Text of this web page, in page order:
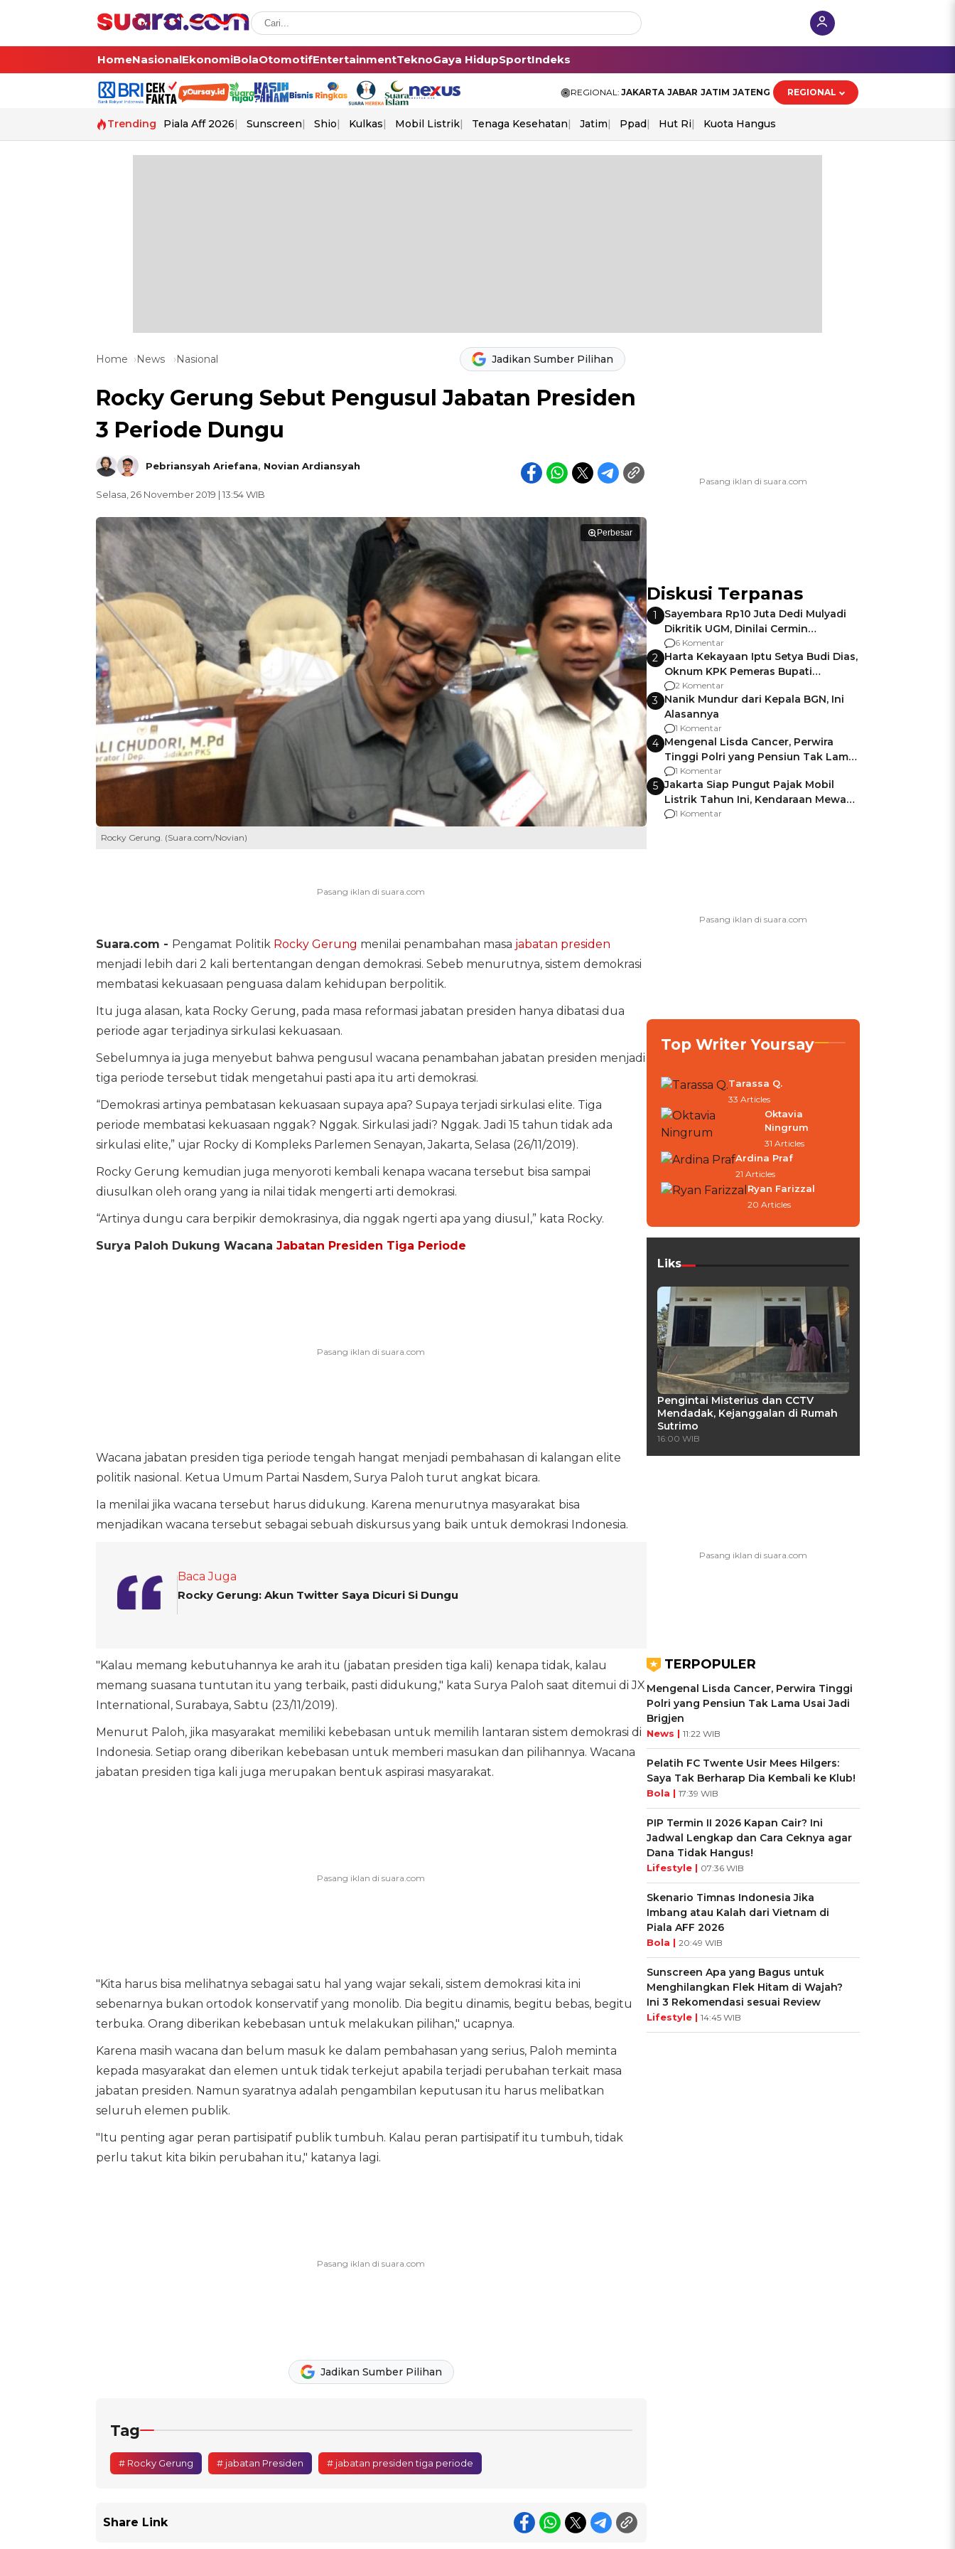
HomeNasionalEkonomiBolaOtomotifEntertainmentTeknoGaya HidupSportIndeks
REGIONAL: JAKARTA JABAR JATIM JATENG REGIONAL
Trending Piala Aff 2026 Sunscreen Shio Kulkas Mobil Listrik Tenaga Kesehatan Jatim Ppad Hut Ri Kuota Hangus
Home News Nasional Jadikan Sumber Pilihan
Rocky Gerung Sebut Pengusul Jabatan Presiden
3 Periode Dungu
Pebriansyah Ariefana, Novian Ardiansyah
Selasa, 26 November 2019 | 13:54 WIB
Perbesar
Rocky Gerung. (Suara.com/Novian)
Suara.com - Pengamat Politik Rocky Gerung menilai penambahan masa jabatan presiden
menjadi lebih dari 2 kali bertentangan dengan demokrasi. Sebeb menurutnya, sistem demokrasi
membatasi kekuasaan penguasa dalam kehidupan berpolitik.
Itu juga alasan, kata Rocky Gerung, pada masa reformasi jabatan presiden hanya dibatasi dua
periode agar terjadinya sirkulasi kekuasaan.
Sebelumnya ia juga menyebut bahwa pengusul wacana penambahan jabatan presiden menjadi
tiga periode tersebut tidak mengetahui pasti apa itu arti demokrasi.
“Demokrasi artinya pembatasan kekuasaan supaya apa? Supaya terjadi sirkulasi elite. Tiga
periode membatasi kekuasaan nggak? Nggak. Sirkulasi jadi? Nggak. Jadi 15 tahun tidak ada
sirkulasi elite,” ujar Rocky di Kompleks Parlemen Senayan, Jakarta, Selasa (26/11/2019).
Rocky Gerung kemudian juga menyoroti kembali kenapa wacana tersebut bisa sampai
diusulkan oleh orang yang ia nilai tidak mengerti arti demokrasi.
“Artinya dungu cara berpikir demokrasinya, dia nggak ngerti apa yang diusul,” kata Rocky.
Surya Paloh Dukung Wacana Jabatan Presiden Tiga Periode
Wacana jabatan presiden tiga periode tengah hangat menjadi pembahasan di kalangan elite
politik nasional. Ketua Umum Partai Nasdem, Surya Paloh turut angkat bicara.
Ia menilai jika wacana tersebut harus didukung. Karena menurutnya masyarakat bisa
menjadikan wacana tersebut sebagai sebuah diskursus yang baik untuk demokrasi Indonesia.
Baca Juga
Rocky Gerung: Akun Twitter Saya Dicuri Si Dungu
"Kalau memang kebutuhannya ke arah itu (jabatan presiden tiga kali) kenapa tidak, kalau
memang suasana tuntutan itu yang terbaik, pasti didukung," kata Surya Paloh saat ditemui di JX
International, Surabaya, Sabtu (23/11/2019).
Menurut Paloh, jika masyarakat memiliki kebebasan untuk memilih lantaran sistem demokrasi di
Indonesia. Setiap orang diberikan kebebasan untuk memberi masukan dan pilihannya. Wacana
jabatan presiden tiga kali juga merupakan bentuk aspirasi masyarakat.
"Kita harus bisa melihatnya sebagai satu hal yang wajar sekali, sistem demokrasi kita ini
sebenarnya bukan ortodok konservatif yang monolib. Dia begitu dinamis, begitu bebas, begitu
terbuka. Orang diberikan kebebasan untuk melakukan pilihan," ucapnya.
Karena masih wacana dan belum masuk ke dalam pembahasan yang serius, Paloh meminta
kepada masyarakat dan elemen untuk tidak terkejut apabila terjadi perubahan terkait masa
jabatan presiden. Namun syaratnya adalah pengambilan keputusan itu harus melibatkan
seluruh elemen publik.
"Itu penting agar peran partisipatif publik tumbuh. Kalau peran partisipatif itu tumbuh, tidak
perlu takut kita bikin perubahan itu," katanya lagi.
Jadikan Sumber Pilihan
Tag
# Rocky Gerung # jabatan Presiden # jabatan presiden tiga periode
Share Link
Diskusi Terpanas
1
Sayembara Rp10 Juta Dedi Mulyadi
Dikritik UGM, Dinilai Cermin
Gagalnya Negara Jamin Keamanan
6 Komentar
2 Harta Kekayaan Iptu Setya Budi Dias,
Oknum KPK Pemeras Bupati
Pemalang
2 Komentar
3 Nanik Mundur dari Kepala BGN, Ini
Alasannya
1 Komentar
4 Mengenal Lisda Cancer, Perwira
Tinggi Polri yang Pensiun Tak Lama
Usai Jadi Brigjen
1 Komentar
5 Jakarta Siap Pungut Pajak Mobil
Listrik Tahun Ini, Kendaraan Mewah
Kena hingga 75% PKB
1 Komentar
Top Writer Yoursay
Tarassa Q.
33 Articles
Oktavia
Ningrum
31 Articles
Ardina Praf
21 Articles
Ryan Farizzal
20 Articles
Liks
Pengintai Misterius dan CCTV
Mendadak, Kejanggalan di Rumah
Sutrimo
16:00 WIB
TERPOPULER
Mengenal Lisda Cancer, Perwira Tinggi
Polri yang Pensiun Tak Lama Usai Jadi
Brigjen
News | 11:22 WIB
Pelatih FC Twente Usir Mees Hilgers:
Saya Tak Berharap Dia Kembali ke Klub!
Bola | 17:39 WIB
PIP Termin II 2026 Kapan Cair? Ini
Jadwal Lengkap dan Cara Ceknya agar
Dana Tidak Hangus!
Lifestyle | 07:36 WIB
Skenario Timnas Indonesia Jika
Imbang atau Kalah dari Vietnam di
Piala AFF 2026
Bola | 20:49 WIB
Sunscreen Apa yang Bagus untuk
Menghilangkan Flek Hitam di Wajah?
Ini 3 Rekomendasi sesuai Review
Lifestyle | 14:45 WIB